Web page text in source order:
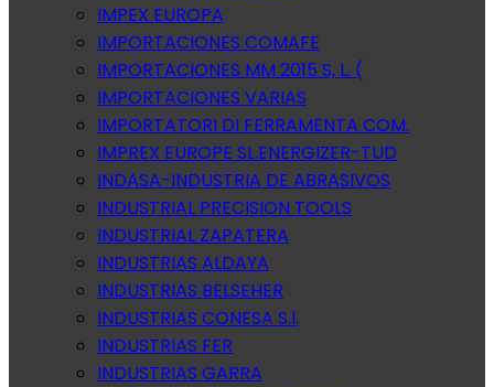
IMPEX EUROPA
IMPORTACIONES COMAFE
IMPORTACIONES MM 2015 S, L. (
IMPORTACIONES VARIAS
IMPORTATORI DI FERRAMENTA COM.
IMPREX EUROPE SL.ENERGIZER-TUD
INDASA-INDUSTRIA DE ABRASIVOS
INDUSTRIAL PRECISION TOOLS
INDUSTRIAL ZAPATERA
INDUSTRIAS ALDAYA
INDUSTRIAS BELSEHER
INDUSTRIAS CONESA S.l.
INDUSTRIAS FER
INDUSTRIAS GARRA